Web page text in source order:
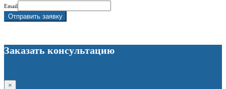
Email
Отправить заявку
Заказать консультацию
×